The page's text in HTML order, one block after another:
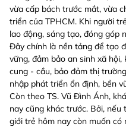
vừa cấp bách trước mắt, vừa
triển của TPHCM. Khi người
lao động, sáng tạo, đóng góp
Đây chính là nền tảng để tạo
vững, đảm bảo an sinh xã
cung - cầu, bảo đảm thị
nhập phát triển ổn định, bền
Còn theo TS. Vũ Đình Ánh,
nay cũng khác trước. Bởi,
giới trẻ hôm nay còn muốn có